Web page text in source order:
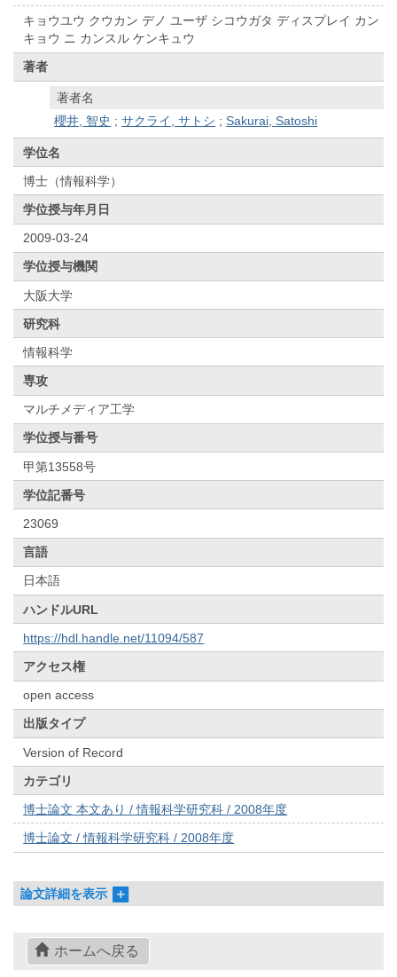
キョウユウ クウカン デノ ユーザ シコウガタ ディスプレイ カン
キョウ ニ カンスル ケンキュウ
著者
著者名
櫻井, 智史 ;サクライ, サトシ ;Sakurai, Satoshi
学位名
博士（情報科学）
学位授与年月日
2009-03-24
学位授与機関
大阪大学
研究科
情報科学
専攻
マルチメディア工学
学位授与番号
甲第13558号
学位記番号
23069
言語
日本語
ハンドルURL
https://hdl.handle.net/11094/587
アクセス権
open access
出版タイプ
Version of Record
カテゴリ
博士論文 本文あり / 情報科学研究科 / 2008年度
博士論文 / 情報科学研究科 / 2008年度
論文詳細を表示
ホームへ戻る